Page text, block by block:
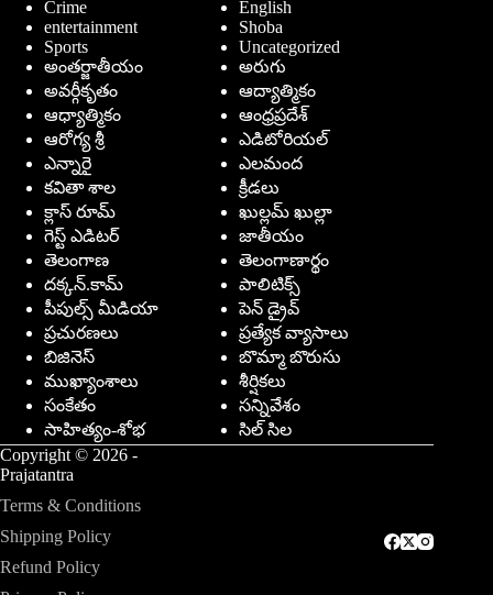
Crime
English
entertainment
Shoba
Sports
Uncategorized
అంతర్జాతీయం
అరుగు
అవర్గీకృతం
ఆద్యాత్మికం
ఆధ్యాత్మికం
ఆంధ్రప్రదేశ్
ఆరోగ్య శ్రీ
ఎడిటోరియల్
ఎన్నారై
ఎలమంద
కవితా శాల
క్రీడలు
క్లాస్ రూమ్
ఖుల్లమ్ ఖుల్లా
గెస్ట్ ఎడిటర్
జాతీయం
తెలంగాణ
తెలంగాణార్థం
దక్కన్.కామ్
పాలిటిక్స్
పీపుల్స్ ‌మీడియా
పెన్ డ్రైవ్
ప్రచురణలు
ప్రత్యేక వ్యాసాలు
బిజినెస్
బొమ్మా బొరుసు
ముఖ్యాంశాలు
శీర్షికలు
సంకేతం
సన్నివేశం
సాహిత్యం-శోభ
సిల్ సిల
Copyright © 2026 -
Prajatantra
Terms & Conditions
Shipping Policy
Refund Policy